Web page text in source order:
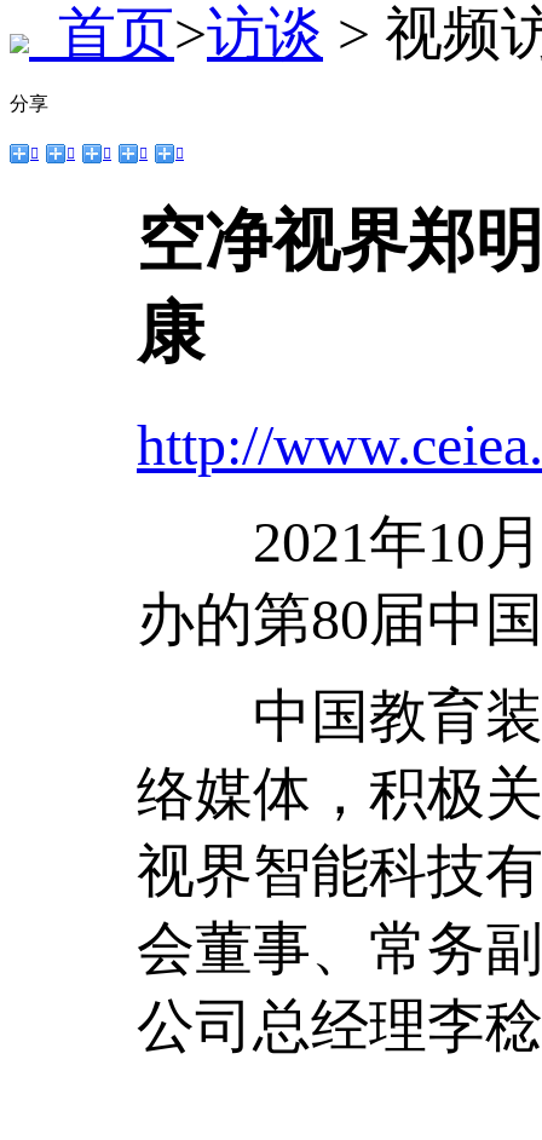
首页>访谈 > 视频
分享
    
空净视界郑
康
http://
2021年10月
办的第80届中
中国教育装
络媒体，积极
视界智能科技
会董事、常务
公司总经理李